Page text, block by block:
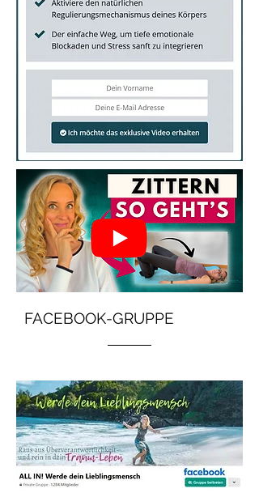
FACEBOOK-GRUPPE